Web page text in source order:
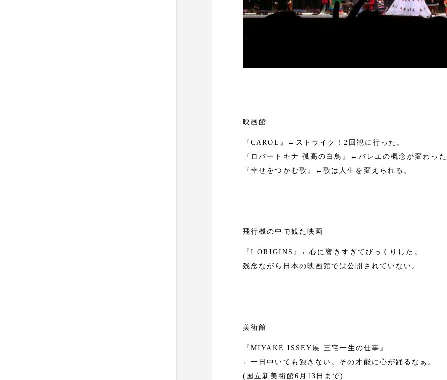
映画館
『CAROL』←ストライク！2回観に行った。
『ロパートキナ 孤高の白鳥』←バレエの概念が変わっ
『幸せをつかむ歌』←歌は人生を変えられる。
飛行機の中で観た映画
『I ORIGINS』←心に響きすぎてびっくりした。
残念ながら日本の映画館では公開されていない。
美術館
『MIYAKE ISSEY展 三宅一生の仕事』
←一日中いても飽きない。その才能に心が踊るなぁ。
(国立新美術館6月13日まで)